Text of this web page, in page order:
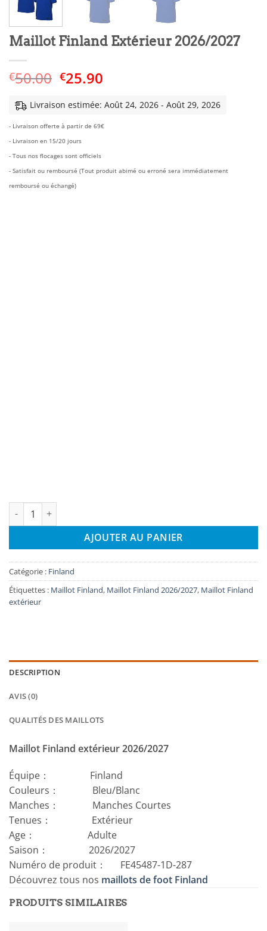
Maillot Finland Extérieur 2026/2027
€50.00 Le
initial
était :
€50.00.
€25.90
actuel
est :
€25.90.
Livraison estimée: Août 24, 2026 - Août 29, 2026
- Livraison offerte à partir de 69€
- Livraison en 15/20 jours
- Tous nos flocages sont officiels
- Satisfait ou remboursé (Tout produit abimé ou erroné sera immédiatement
remboursé ou échangé)
quantité de Maillot Finland Extérieur 2026/2027
AJOUTER AU PANIER
Catégorie : Finland
Étiquettes : Maillot Finland, Maillot Finland 2026/2027, Maillot Finland
extérieur
DESCRIPTION
AVIS (0)
QUALITÉS DES MAILLOTS
Maillot Finland extérieur 2026/2027
Équipe： Finland
Couleurs： Bleu/Blanc
Manches： Manches Courtes
Tenues： Extérieur
Age： Adulte
Saison： 2026/2027
Numéro de produit： FE45487-1D-287
Découvrez tous nos maillots de foot Finland
PRODUITS SIMILAIRES